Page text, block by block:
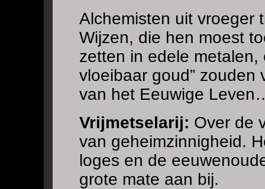
Alchemisten uit vroeger
Wijzen, die hen moest
zetten in edele metalen,
vloeibaar goud” zouden
van het Eeuwige
Vrijmetselarij: Over de
van geheimzinnigheid.
loges en de
grote mate aan bij.